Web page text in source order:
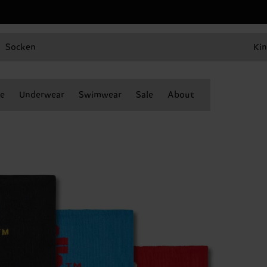
Socken
Underwear Swimwear Sale About